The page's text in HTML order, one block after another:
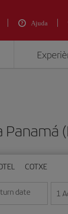
Ajuda
Panamá
COTXE
dia/mes/any
date
la fecha en format
1